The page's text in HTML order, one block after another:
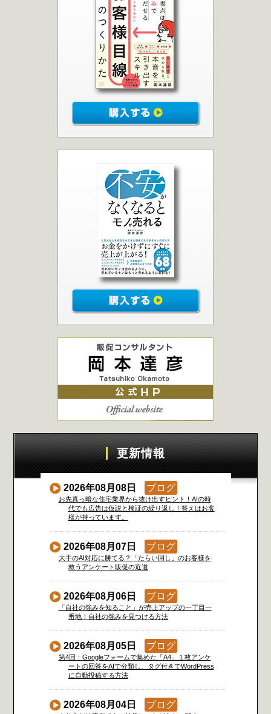
更新情報
2026年08月08日 ブログ
お先真っ暗な住宅業界から抜け出すヒント！AIの時
代でも広告は仮説と検証の繰り返し！答えはお客
様が持っています。
2026年08月07日 ブログ
大手のAI対応に勝てる？「たらい回し」のお客様を
救うアンケート販促の近道
2026年08月06日 ブログ
「自社の強みを知ること」が売上アップの一丁目一
番地！自社の強みを見つける方法
2026年08月05日 ブログ
第4回：Googleフォームで集めた「A4」１枚アンケ
ートの回答をAIで分類し、タグ付きでWordPress
に自動投稿する方法
2026年08月04日 ブログ